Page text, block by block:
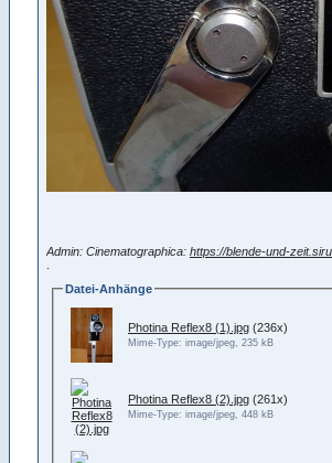
Admin: Cinematographica: https://blende-und-
Datei-Anhänge
Photina Reflex8 (1).jpg (236x)
Mime-Type: image/jpeg, 235 kB
Photina Reflex8 (2).jpg (261x)
Mime-Type: image/jpeg, 448 kB